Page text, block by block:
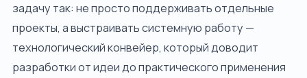
задачу так: не просто поддерживать отдельные
проекты, а выстраивать системную работу —
технологический конвейер, который доводит
разработки от идеи до практического применения